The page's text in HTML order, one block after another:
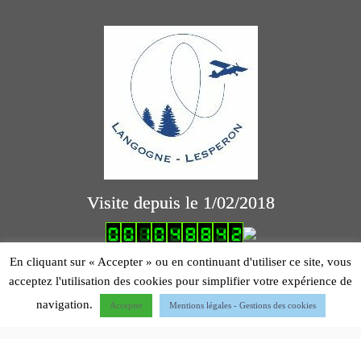
Visite depuis le 1/02/2018
Mentions légales
En cliquant sur « Accepter » ou en continuant d'utiliser ce site, vous
acceptez l'utilisation des cookies pour simplifier votre expérience de
navigation.
Accepter Mentions légales - Gestions des cookies